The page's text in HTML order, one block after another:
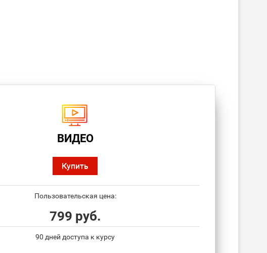
ВИДЕО
Купить
Пользовательская цена:
799 руб.
90 дней доступа к курсу